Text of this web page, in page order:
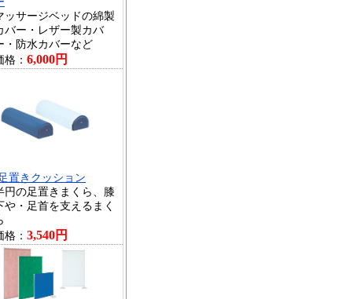
ッサージベッドの綿製
バー・レザー製カバ
・防水カバーなど
格： 6,000円
足置きクッション
円の足置きまくら、膝
や・足首を支えるまく
格： 3,540円